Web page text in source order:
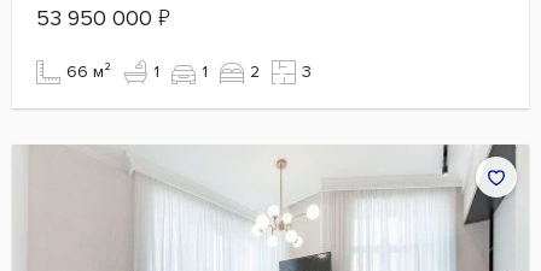
53 950 000 ₽
66 м² 1 1 2 3